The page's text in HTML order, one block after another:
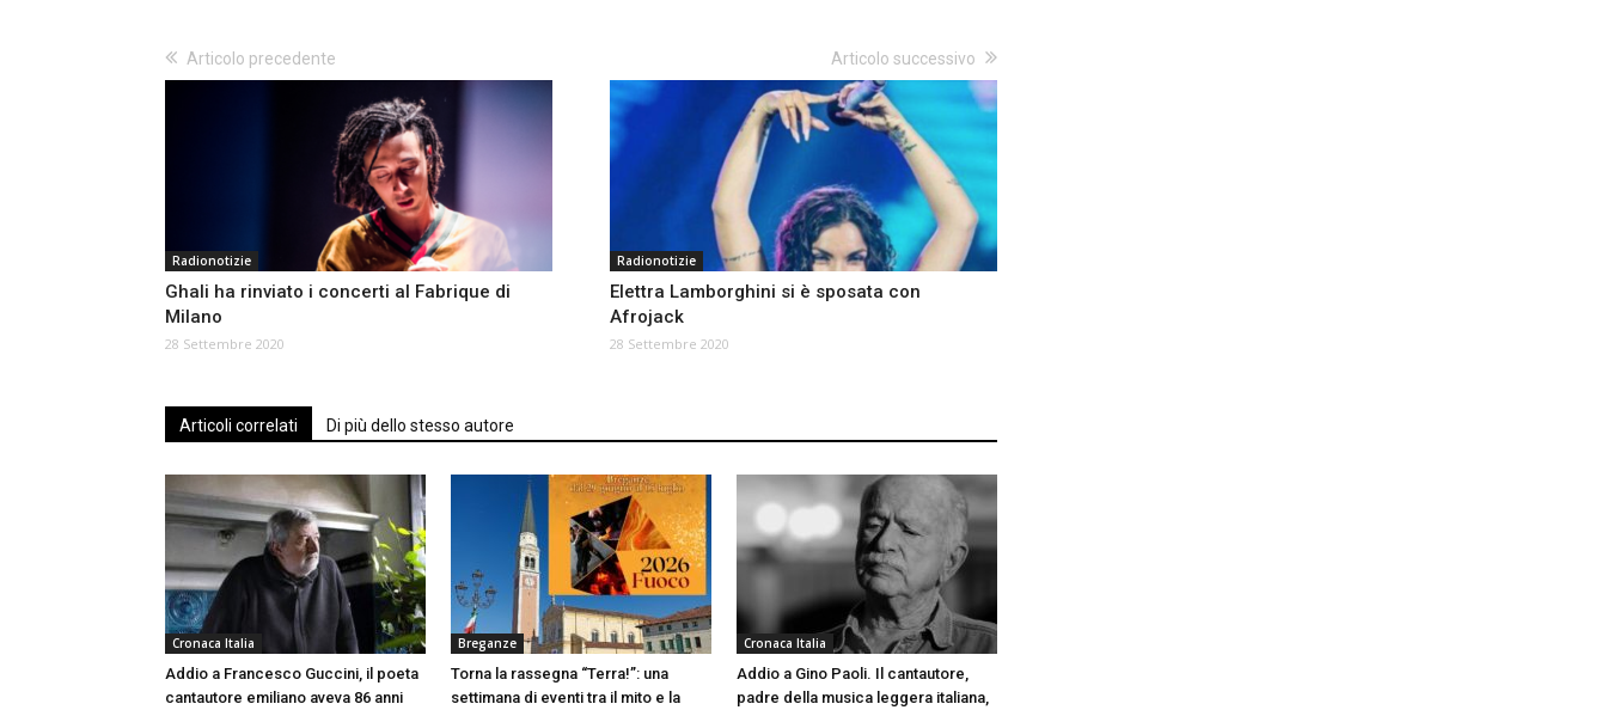
Articolo precedente
Radionotizie
Ghali ha rinviato i concerti al Fabrique di
Milano
28 Settembre 2020
Articolo successivo
Radionotizie
Elettra Lamborghini si è sposata con
Afrojack
28 Settembre 2020
Articoli correlati Di più dello stesso autore
Cronaca Italia
Addio a Francesco Guccini, il poeta
cantautore emiliano aveva 86 anni
Breganze
Torna la rassegna “Terra!”: una
settimana di eventi tra il mito e la
Cronaca Italia
Addio a Gino Paoli. Il cantautore,
padre della musica leggera italiana,